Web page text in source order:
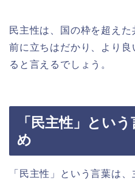
民主性は、国の枠を超え
前に立ちはだかり、より
ると言えるでしょう。
「民主性」とい
め
「民主性」という言葉は